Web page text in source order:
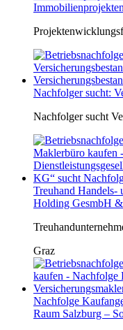
Nachfolger sucht:
Nachfolger sucht
Treuhand Handels-
Holding GesmbH
Graz
Nachfolge
Raum Salzburg –